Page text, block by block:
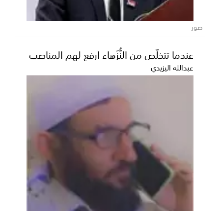
صور
عندما تتخلّص من النُّزَهاء ارفع لهم المناصب
عبدالله اليزيدي